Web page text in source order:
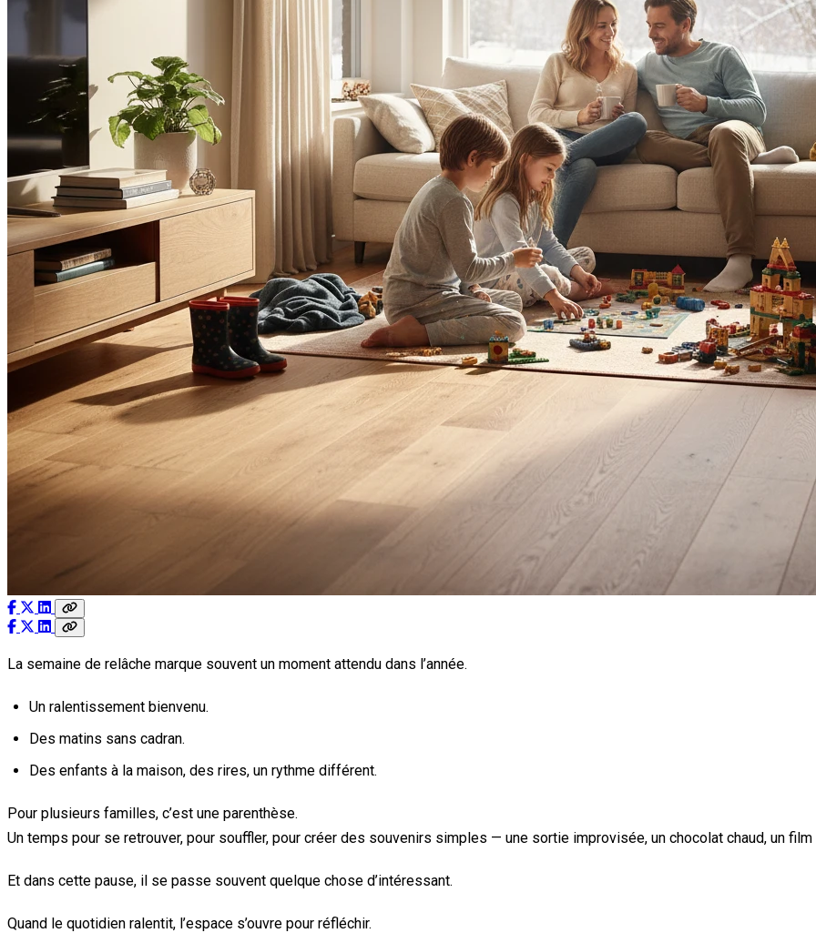
La semaine de relâche marque souvent un moment attendu dans l’année.
Un ralentissement bienvenu.
Des matins sans cadran.
Des enfants à la maison, des rires, un rythme différent.
Pour plusieurs familles, c’est une parenthèse.
Un temps pour se retrouver, pour souffler, pour créer des souvenirs simples — une sortie improvisée, un chocolat chaud, un
Et dans cette pause, il se passe souvent quelque chose d’intéressant.
Quand le quotidien ralentit, l’espace s’ouvre pour réfléchir.